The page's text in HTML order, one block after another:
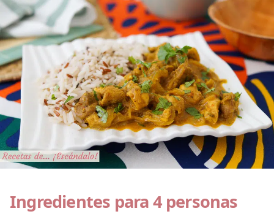
Ingredientes para 4 personas